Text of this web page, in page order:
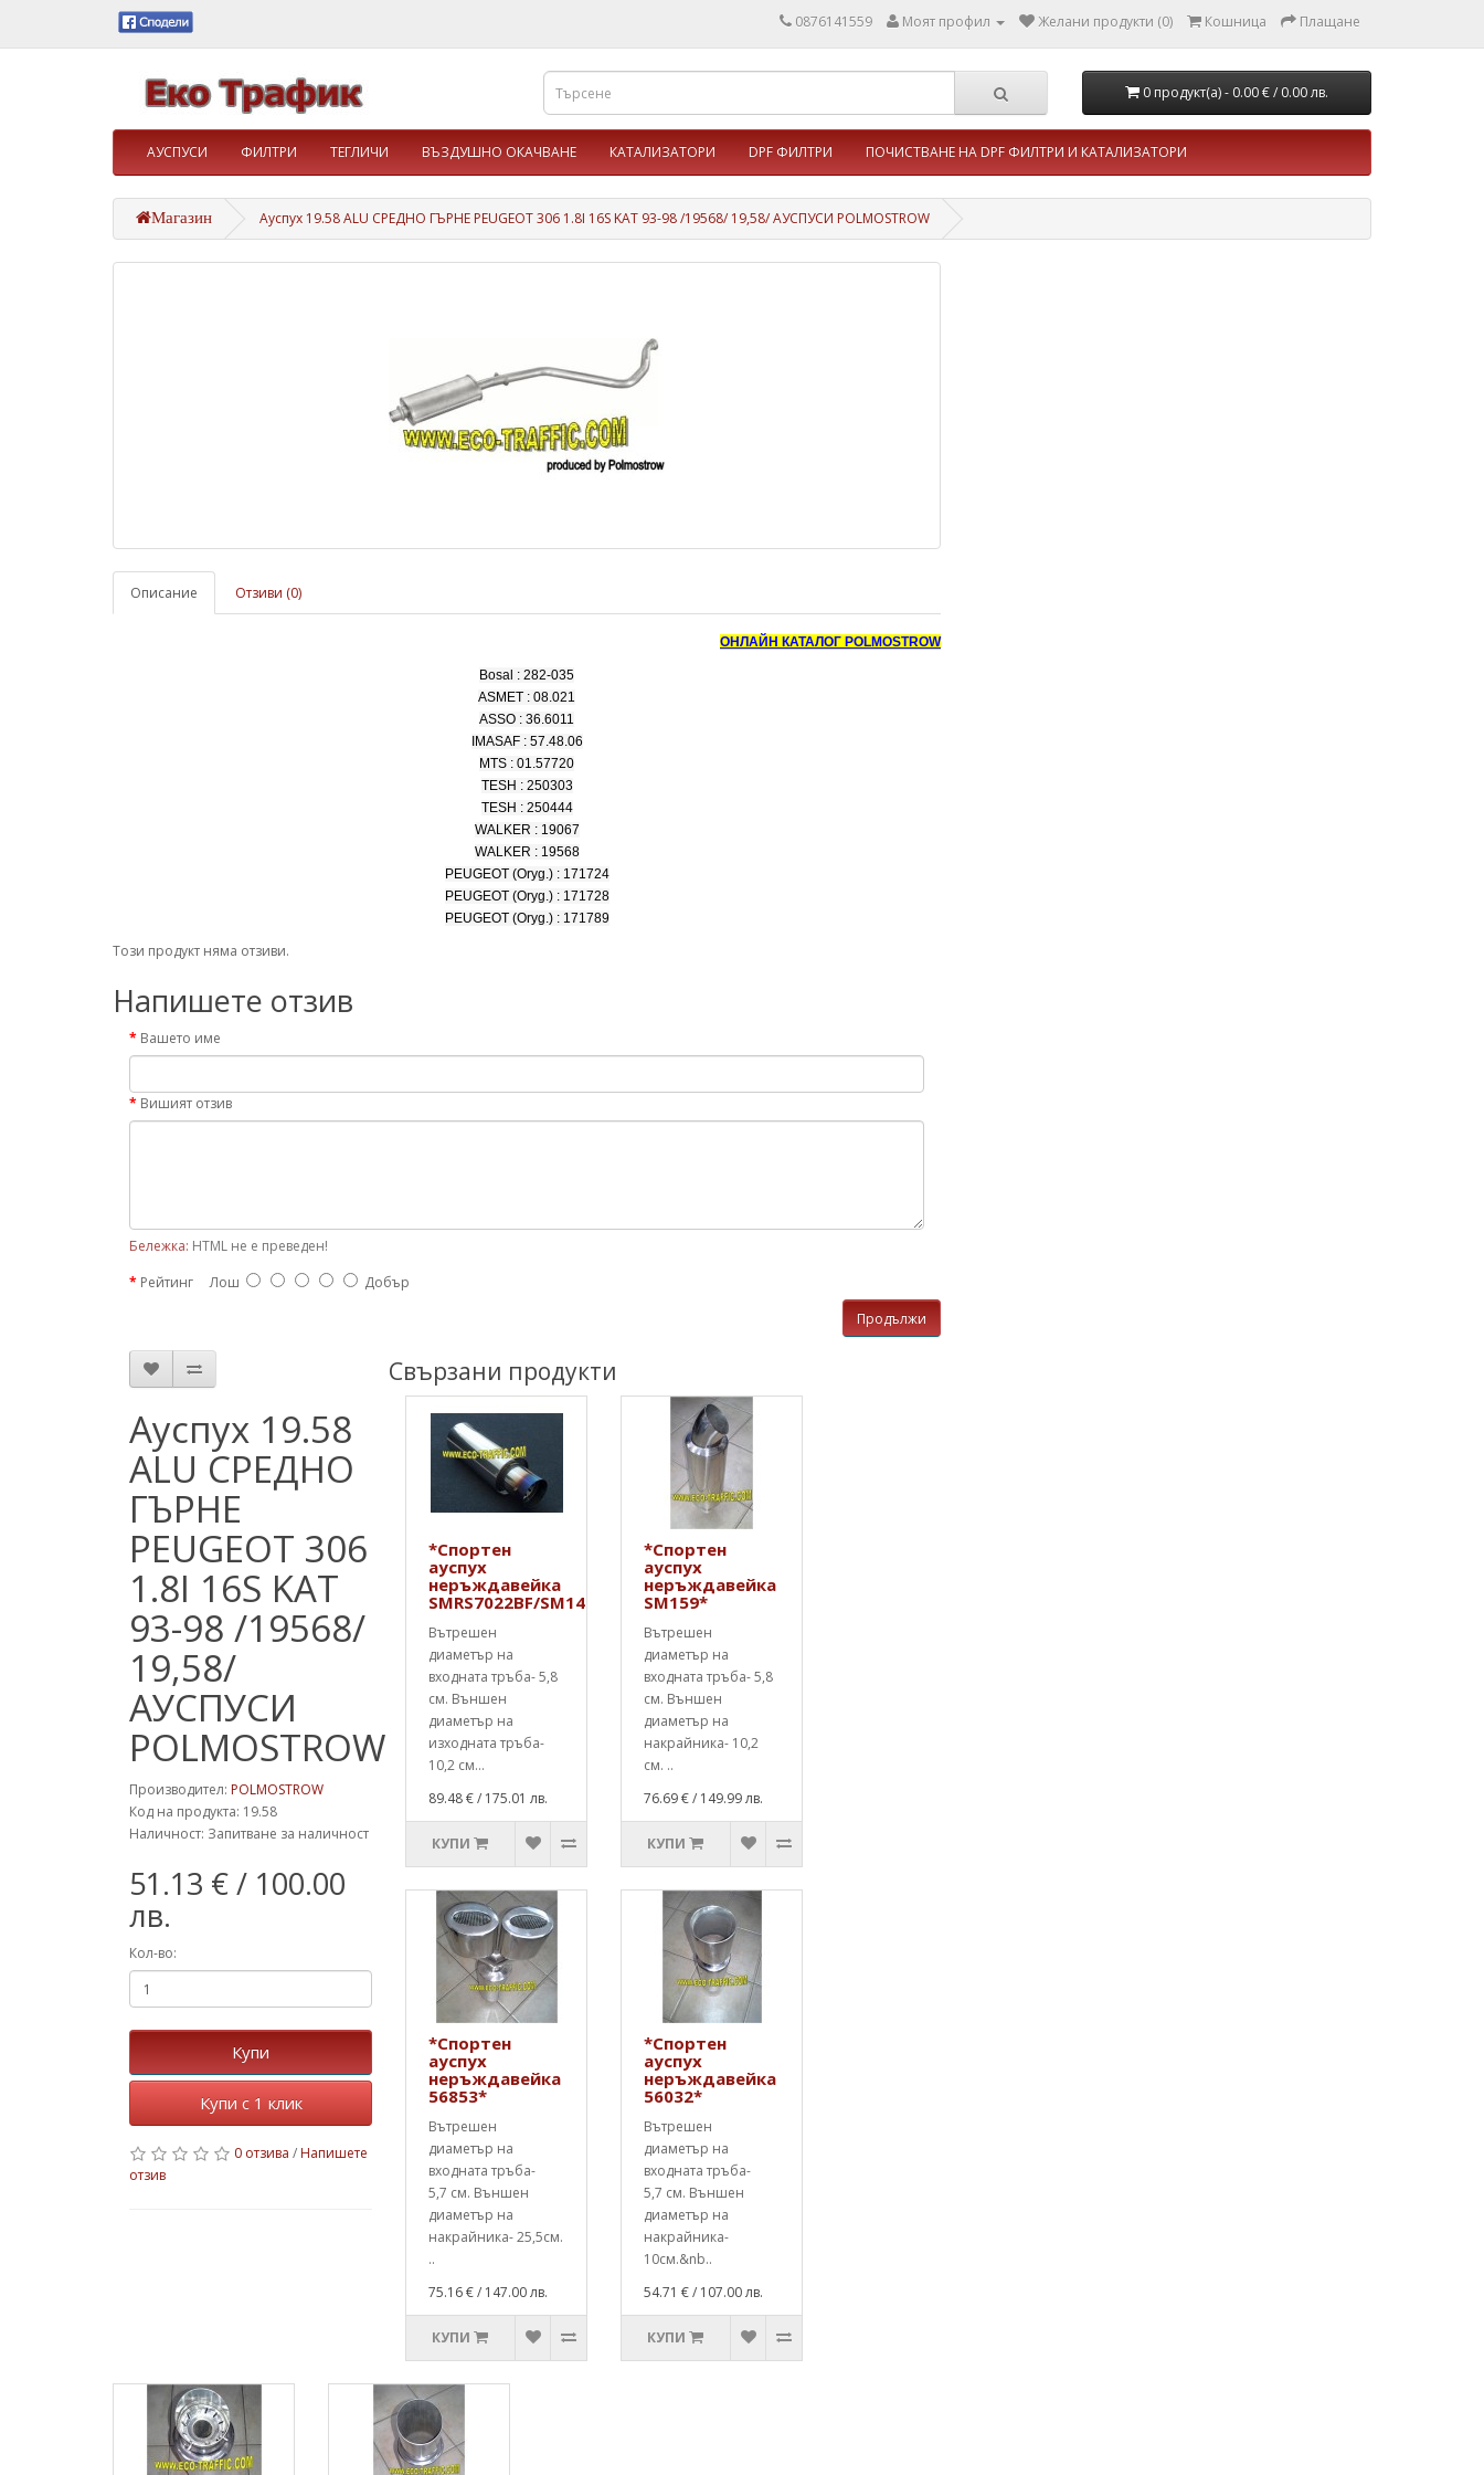
0876141559 Моят профил Желани продукти (0) Кошница Плащане
0 продукт(а) - 0.00 €/ 0.00 лв.
АУСПУСИ ФИЛТРИ ТЕГЛИЧИ ВЪЗДУШНО ОКАЧВАНЕ КАТАЛИЗАТОРИ DPF ФИЛТРИ ПОЧИСТВАНЕ НА DPF ФИЛТРИ И КАТАЛИЗАТОРИ
Магазин Ауспух 19.58 ALU СРЕДНО ГЪРНЕ PEUGEOT 306 1.8I 16S KAT 93-98 /19568/ 19,58/ АУСПУСИ POLMOSTROW
Описание Отзиви (0)
ОНЛАЙН КАТАЛОГ POLMOSTROW
Bosal : 282-035
ASMET : 08.021
ASSO : 36.6011
IMASAF : 57.48.06
MTS : 01.57720
TESH : 250303
TESH : 250444
WALKER : 19067
WALKER : 19568
PEUGEOT (Oryg.) : 171724
PEUGEOT (Oryg.) : 171728
PEUGEOT (Oryg.) : 171789
Този продукт няма отзиви.
Напишете отзив
Вашето име
Вишият отзив
Бележка: HTML не е преведен!
Рейтинг Лош
Добър
Продължи
Ауспух 19.58
ALU СРЕДНО
ГЪРНЕ
PEUGEOT 306
1.8I 16S KAT
93-98 /19568/
19,58/
АУСПУСИ
POLMOSTROW
Производител: POLMOSTROW
Код на продукта: 19.58
Наличност: Запитване за наличност
51.13 €/ 100.00
лв.
Кол-во:
Купи
Купи с 1 клик
0 отзива / Напишете
отзив
Свързани продукти
*Спортен
ауспух
неръждавейка
SMRS7022BF/SM147BF*
Вътрешен
диаметър на
входната тръба- 5,8
см. Външен
диаметър на
изходната тръба-
10,2 см...
89.48 €/ 175.01 лв.
КУПИ
*Спортен
ауспух
неръждавейка
SM159*
Вътрешен
диаметър на
входната тръба- 5,8
см. Външен
диаметър на
накрайника- 10,2
см. ..
76.69 €/ 149.99 лв.
КУПИ
*Спортен
ауспух
неръждавейка
56853*
Вътрешен
диаметър на
входната тръба-
5,7 см. Външен
диаметър на
накрайника- 25,5см.
..
75.16 €/ 147.00 лв.
КУПИ
*Спортен
ауспух
неръждавейка
56032*
Вътрешен
диаметър на
входната тръба-
5,7 см. Външен
диаметър на
накрайника-
10см.&nb..
54.71 €/ 107.00 лв.
КУПИ